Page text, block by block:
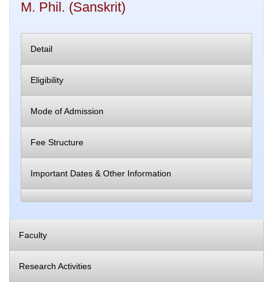
M. Phil. (Sanskrit)
Detail
Eligibility
Mode of Admission
Fee Structure
Important Dates & Other Information
Faculty
Research Activities